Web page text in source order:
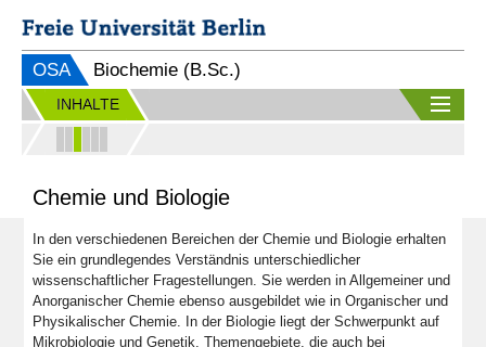
OSA Biochemie (B.Sc.)
INHALTE
Chemie und Biologie
In den verschiedenen Bereichen der Chemie und Biologie erhalten
Sie ein grundlegendes Verständnis unterschiedlicher
wissenschaftlicher Fragestellungen. Sie werden in Allgemeiner und
Anorganischer Chemie ebenso ausgebildet wie in Organischer und
Physikalischer Chemie. In der Biologie liegt der Schwerpunkt auf
Mikrobiologie und Genetik, Themengebiete, die auch bei